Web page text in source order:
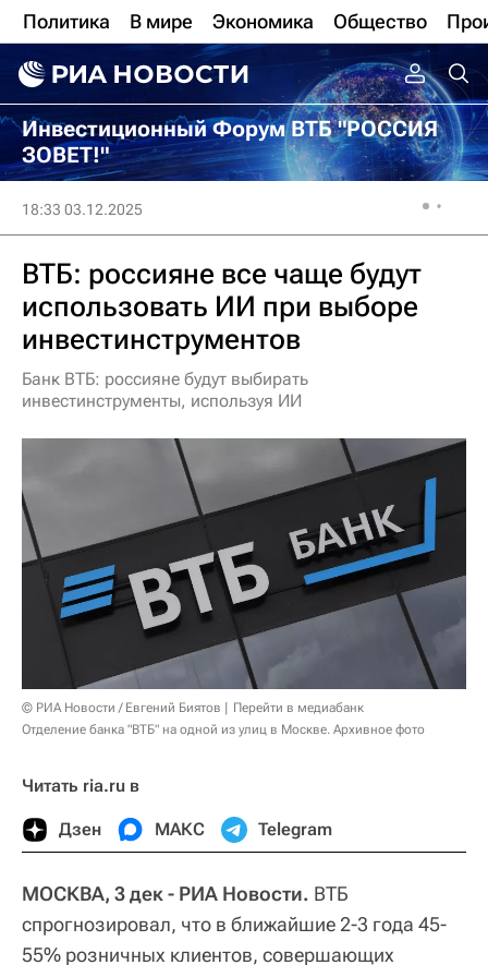
Политика В мире Экономика Общество
Инвестиционный Форум ВТБ "РОССИЯ
ЗОВЕТ!"
18:33 03.12.2025
ВТБ: россияне все чаще будут
использовать ИИ при выборе
инвестинструментов
Банк ВТБ: россияне будут выбирать
инвестинструменты, используя ИИ
© РИА Новости / Евгений Биятов
Перейти в медиабанк
Отделение банка "ВТБ" на одной из улиц в Москве. Архивное фото
Читать ria.ru в
Дзен МАКС Telegram
МОСКВА, 3 дек - РИА Новости. ВТБ
спрогнозировал, что в ближайшие 2-3 года 45-
55% розничных клиентов, совершающих